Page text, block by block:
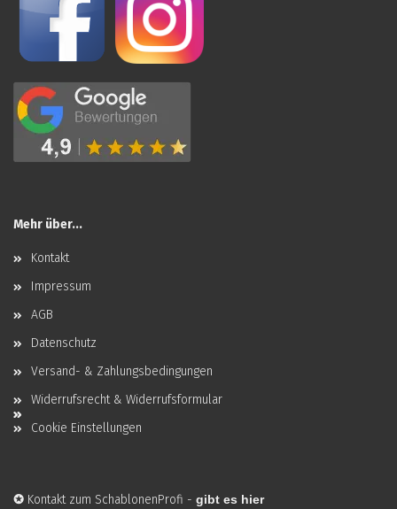
Mehr über...
Kontakt
Impressum
AGB
Datenschutz
Versand- & Zahlungsbedingungen
Widerrufsrecht & Widerrufsformular
Cookie Einstellungen
✪ Kontakt zum SchablonenProfi - gibt es hier